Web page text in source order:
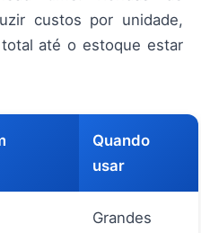
custos por unidade,
até o estoque estar
Quando
usar
Grandes